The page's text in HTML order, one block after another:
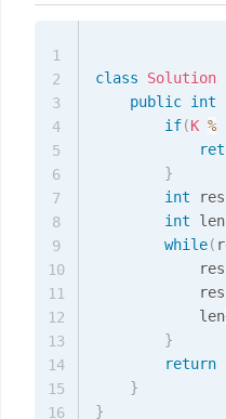
class Solution
public int
if(K %
}
int res
int len
while(
            res
            res
            len
}
return
}
}
1
2
3
4
5
6
7
8
9
10
11
12
13
14
15
16